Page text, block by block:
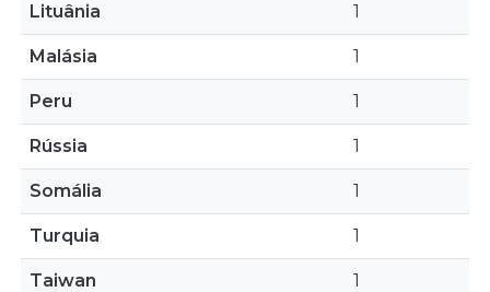
Lituânia 1
Malásia 1
Peru 1
Rússia 1
Somália 1
Turquia 1
Taiwan 1